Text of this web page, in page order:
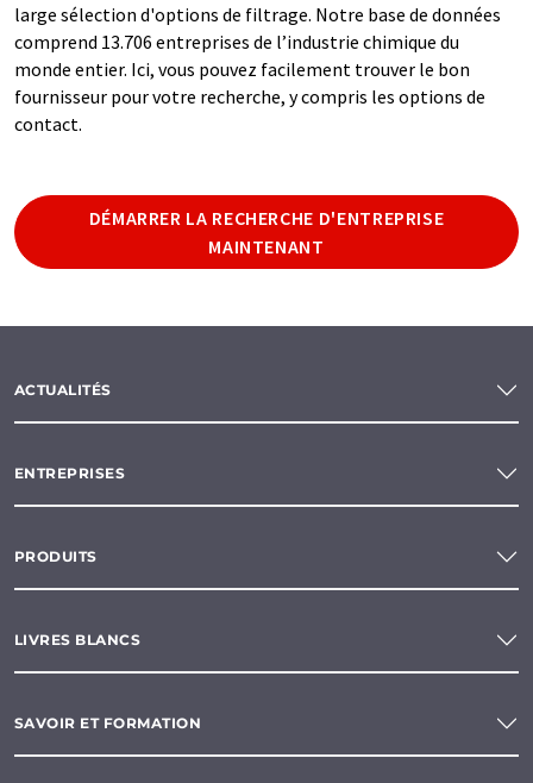
large sélection d'options de filtrage. Notre base de données
comprend 13.706 entreprises de l’industrie chimique du
monde entier. Ici, vous pouvez facilement trouver le bon
fournisseur pour votre recherche, y compris les options de
contact.
DÉMARRER LA RECHERCHE D'ENTREPRISE
MAINTENANT
ACTUALITÉS
ENTREPRISES
PRODUITS
LIVRES BLANCS
SAVOIR ET FORMATION